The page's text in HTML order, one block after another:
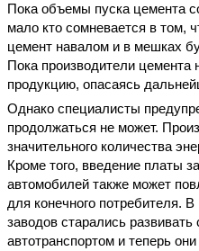
Пока объемы пуска цемента
мало кто сомневается в том,
цемент навалом и в мешках
Пока производители
продукцию, опасаясь
Однако специалисты
продолжаться не может.
значительного количества
Кроме того, введение платы
автомобилей также может
для конечного потребителя.
заводов старались
автотранспортом и теперь